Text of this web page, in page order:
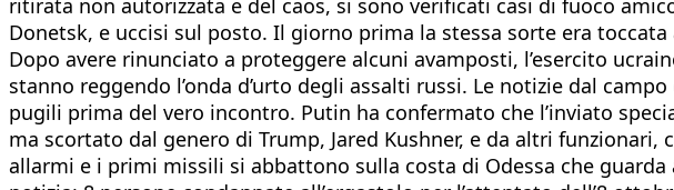
ritirata non autorizzata e del caos, si sono verificati casi di fuoco
Donetsk, e uccisi sul posto. Il giorno prima la stessa sorte era
Dopo avere rinunciato a proteggere alcuni avamposti, l’esercito
stanno reggendo l’onda d’urto degli assalti russi. Le notizie dal
pugili prima del vero incontro. Putin ha confermato che l’inviato
ma scortato dal genero di Trump, Jared Kushner, e da altri
allarmi e i primi missili si abbattono sulla costa di Odessa che